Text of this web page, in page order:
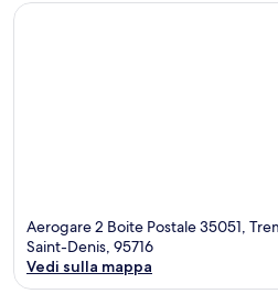
Aerogare 2 Boite Postale 35051,
Saint-Denis, 95716
Vedi sulla mappa